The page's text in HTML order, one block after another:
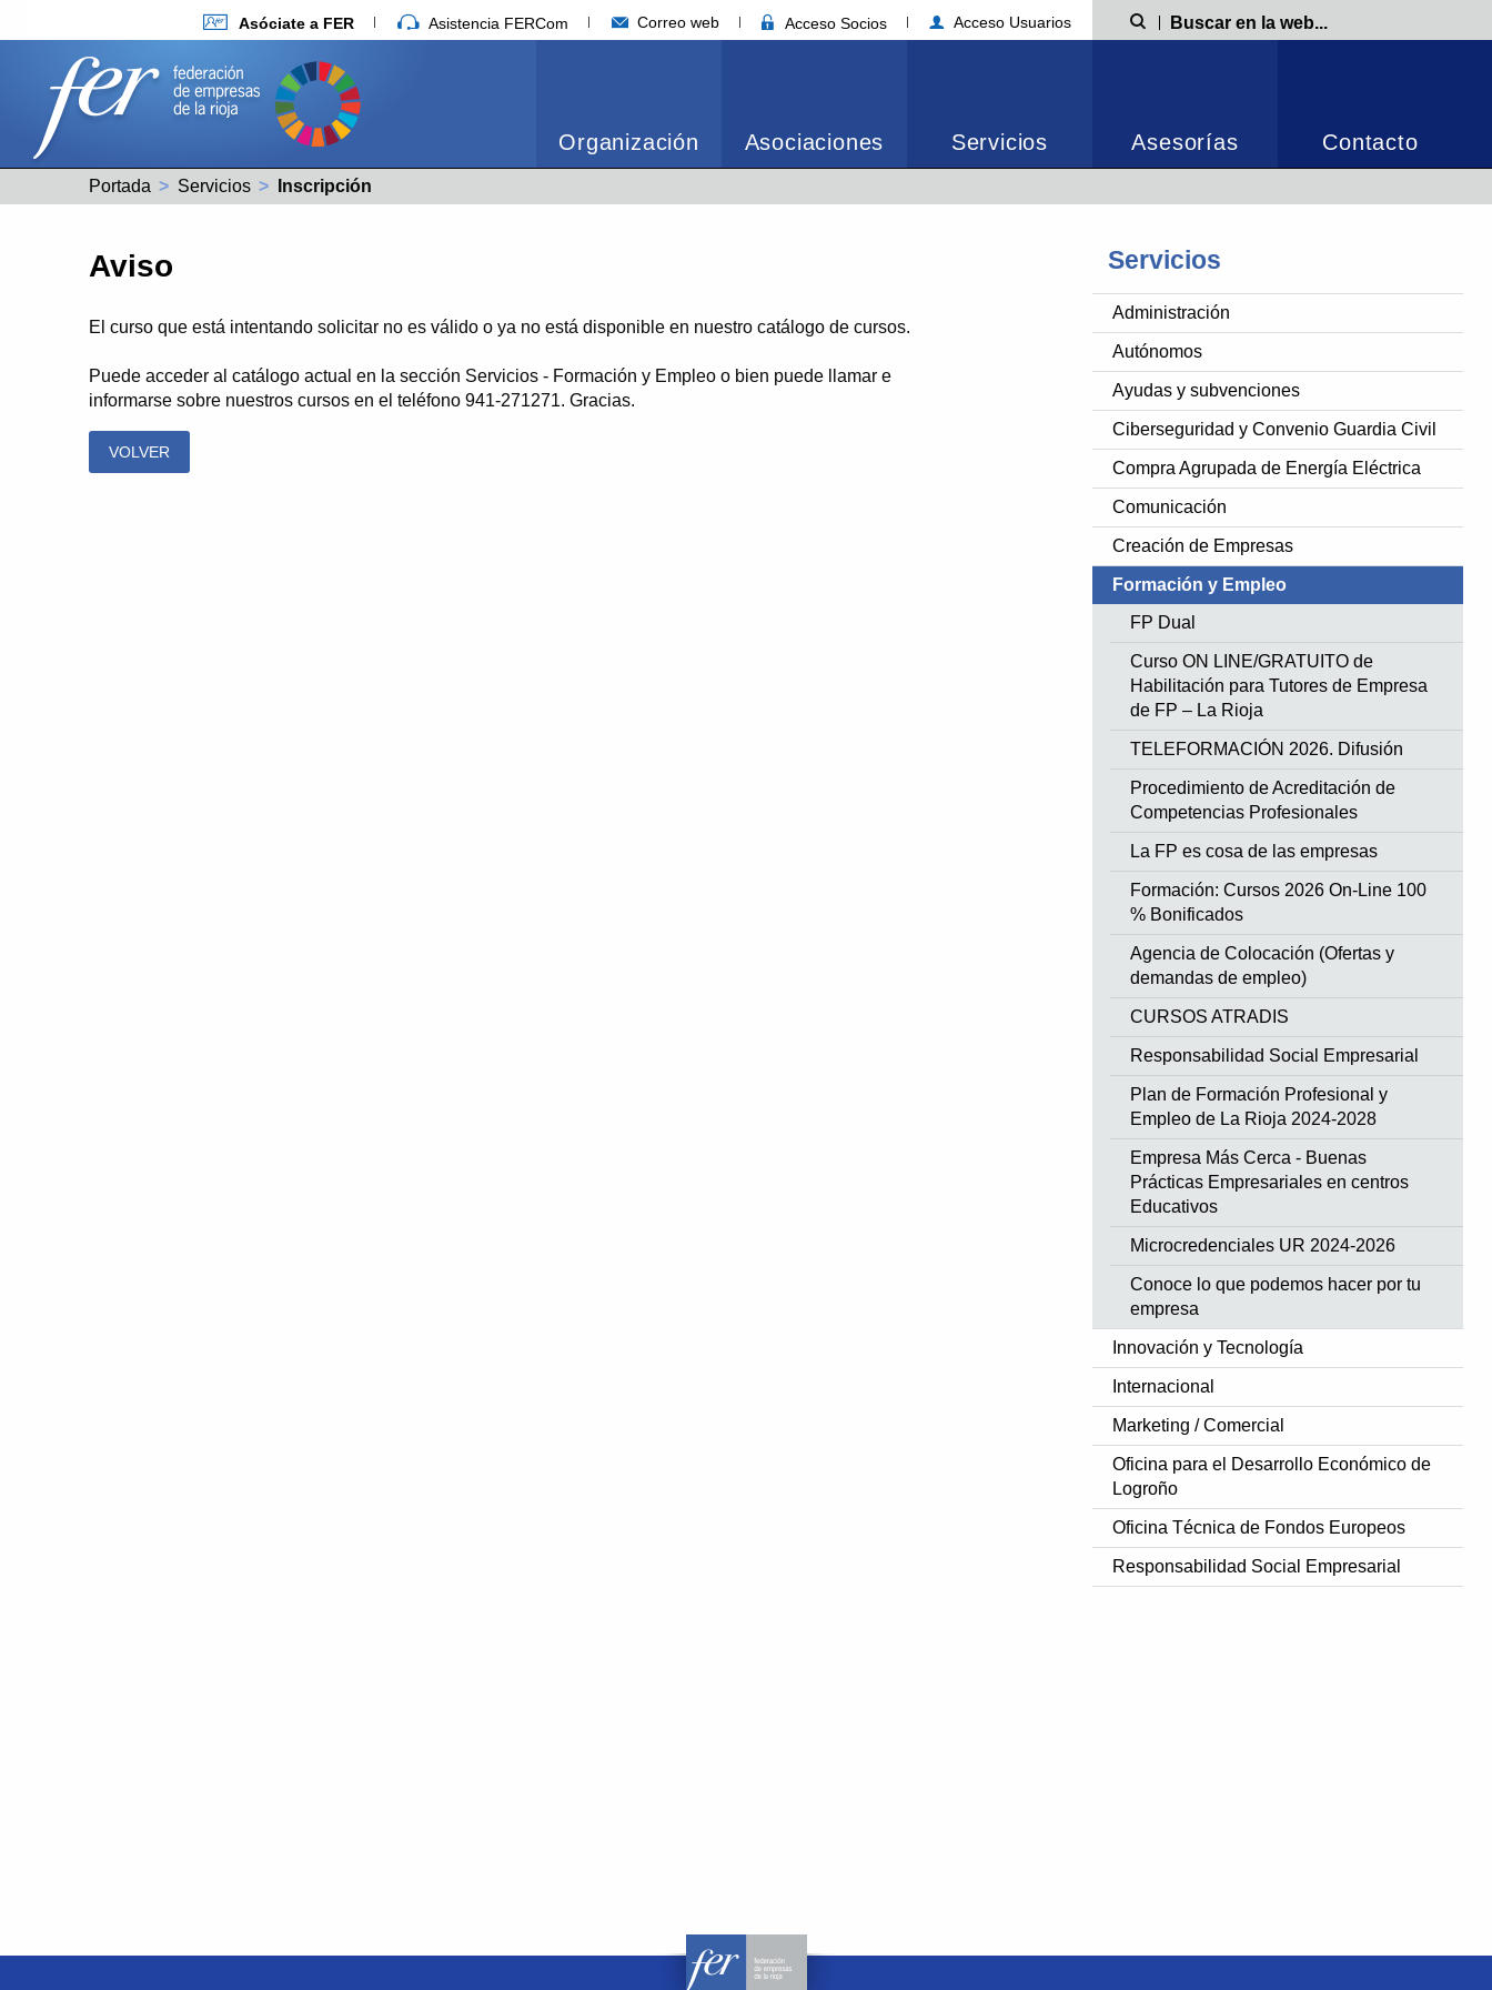
Asóciate a FER Asistencia FERCom Correo web Acceso Socios Acceso Usuarios Búsqueda
Organización Asociaciones Servicios Asesorías Contacto
Portada Servicios Actual:
Inscripción
Servicios
Administración
Autónomos
Ayudas y subvenciones
Ciberseguridad y Convenio Guardia Civil
Compra Agrupada de Energía Eléctrica
Comunicación
Creación de Empresas
Formación y Empleo
FP Dual
Curso ON LINE/GRATUITO de
Habilitación para Tutores de Empresa
de FP – La Rioja
TELEFORMACIÓN 2026. Difusión
Procedimiento de Acreditación de
Competencias Profesionales
La FP es cosa de las empresas
Formación: Cursos 2026 On-Line 100
% Bonificados
Agencia de Colocación (Ofertas y
demandas de empleo)
CURSOS ATRADIS
Responsabilidad Social Empresarial
Plan de Formación Profesional y
Empleo de La Rioja 2024-2028
Empresa Más Cerca - Buenas
Prácticas Empresariales en centros
Educativos
Microcredenciales UR 2024-2026
Conoce lo que podemos hacer por tu
empresa
Innovación y Tecnología
Internacional
Marketing / Comercial
Oficina para el Desarrollo Económico de
Logroño
Oficina Técnica de Fondos Europeos
Responsabilidad Social Empresarial
Aviso
El curso que está intentando solicitar no es válido o ya no está disponible en nuestro catálogo de cursos.
Puede acceder al catálogo actual en la sección Servicios - Formación y Empleo o bien puede llamar e
informarse sobre nuestros cursos en el teléfono 941-271271. Gracias.
VOLVER